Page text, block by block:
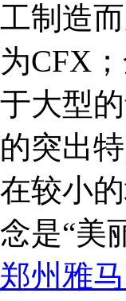
工制造
为CFX
于大型
的突出
在较小
念是“美
郑州雅